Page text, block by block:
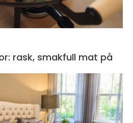
rask, smakfull mat på